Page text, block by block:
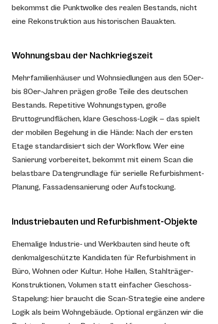
bekommst die Punktwolke des realen Bestands, nicht
eine Rekonstruktion aus historischen Bauakten.
Wohnungsbau der Nachkriegszeit
Mehrfamilienhäuser und Wohnsiedlungen aus den 50er-
bis 80er-Jahren prägen große Teile des deutschen
Bestands. Repetitive Wohnungstypen, große
Bruttogrundflächen, klare Geschoss-Logik — das spielt
der mobilen Begehung in die Hände: Nach der ersten
Etage standardisiert sich der Workflow. Wer eine
Sanierung vorbereitet, bekommt mit einem Scan die
belastbare Datengrundlage für serielle Refurbishment-
Planung, Fassadensanierung oder Aufstockung.
Industriebauten und Refurbishment-Objekte
Ehemalige Industrie- und Werkbauten sind heute oft
denkmalgeschützte Kandidaten für Refurbishment in
Büro, Wohnen oder Kultur. Hohe Hallen, Stahlträger-
Konstruktionen, Volumen statt einfacher Geschoss-
Stapelung: hier braucht die Scan-Strategie eine andere
Logik als beim Wohngebäude. Optional ergänzen wir die